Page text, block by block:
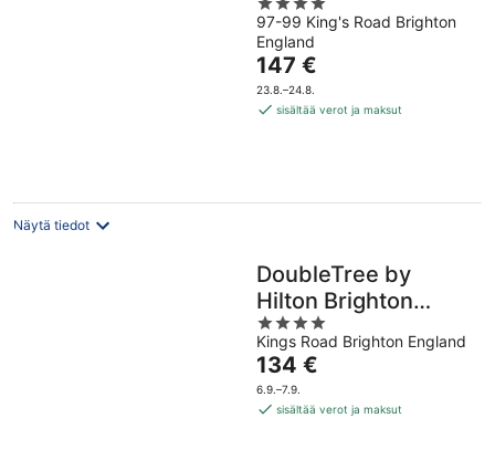
4
out
of
5
97-99 King's Road Brighton
England
Hinta
on
147 €
147 €
23.8.–24.8.
sisältää verot ja maksut
Näytä tiedot
DoubleTree by
Hilton Brighton
Metropole
4
out
of
5
Kings Road Brighton England
Hinta
on
134 €
134 €
6.9.–7.9.
sisältää verot ja maksut